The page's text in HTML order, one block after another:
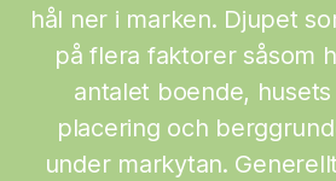
hål ner i marken. Djupet
på flera faktorer såsom
antalet boende,
placering och
under markytan.